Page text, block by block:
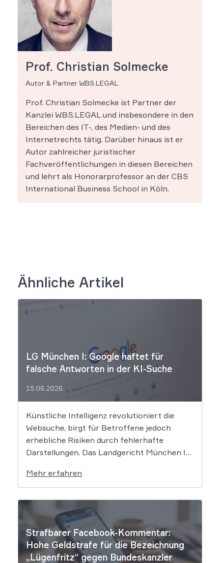
Prof. Christian Solmecke
Autor & Partner WBS.LEGAL
Prof. Christian Solmecke ist Partner der
Kanzlei WBS.LEGAL und insbesondere in den
Bereichen des IT-, des Medien- und des
Internetrechts tätig. Darüber hinaus ist er
Autor zahlreicher juristischer
Fachveröffentlichungen in diesen Bereichen
und lehrt als Honorarprofessor an der CBS
International Business School in Köln.
Ähnliche Artikel
LG München I: Google haftet für
falsche Antworten in der KI-Suche
15.06.2026
Künstliche Intelligenz revolutioniert die
Websuche, birgt für Betroffene jedoch
erhebliche Risiken durch fehlerhafte
Darstellungen. Das Landgericht München I
rechtliche Grenzen. Werden durch die
automatisierten KI-Zusammenfassungen
falsche Tatsachen verbreitet, greift die
unmittelbare Haftung des
Suchmaschinenbetreibers. Das Landgericht
München I (LG München I) hat in […]
Mehr erfahren
Strafbarer Facebook-Kommentar:
Hohe Geldstrafe für die Bezeichnung
„Lügenfritz“ gegen Bundeskanzler